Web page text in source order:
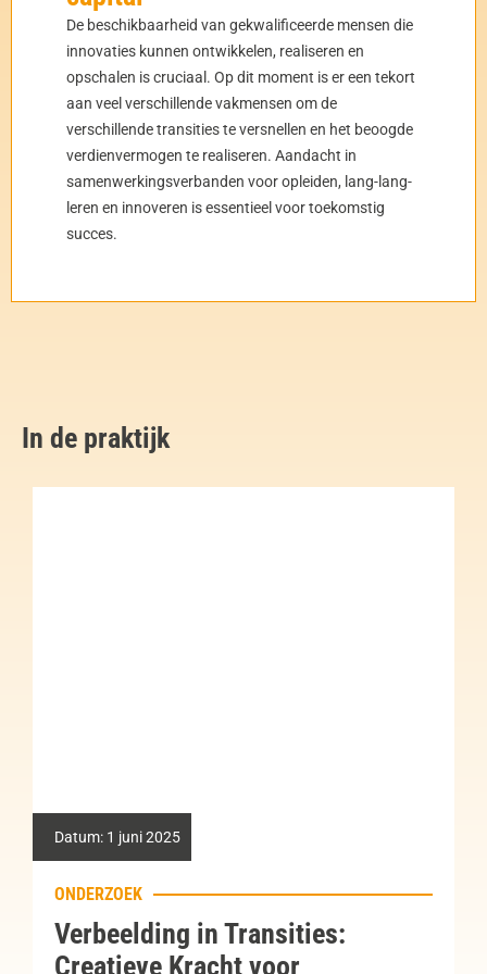
De beschikbaarheid van gekwalificeerde mensen die
innovaties kunnen ontwikkelen, realiseren en
opschalen is cruciaal. Op dit moment is er een tekort
aan veel verschillende vakmensen om de
verschillende transities te versnellen en het beoogde
verdienvermogen te realiseren. Aandacht in
samenwerkingsverbanden voor opleiden, lang-lang-
leren en innoveren is essentieel voor toekomstig
succes.
In de praktijk
PRAKTIJKVOORBEELD
Samen Duurzaam op